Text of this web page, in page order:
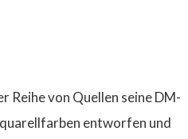
Reihe von Quellen seine DM-
entworfen und